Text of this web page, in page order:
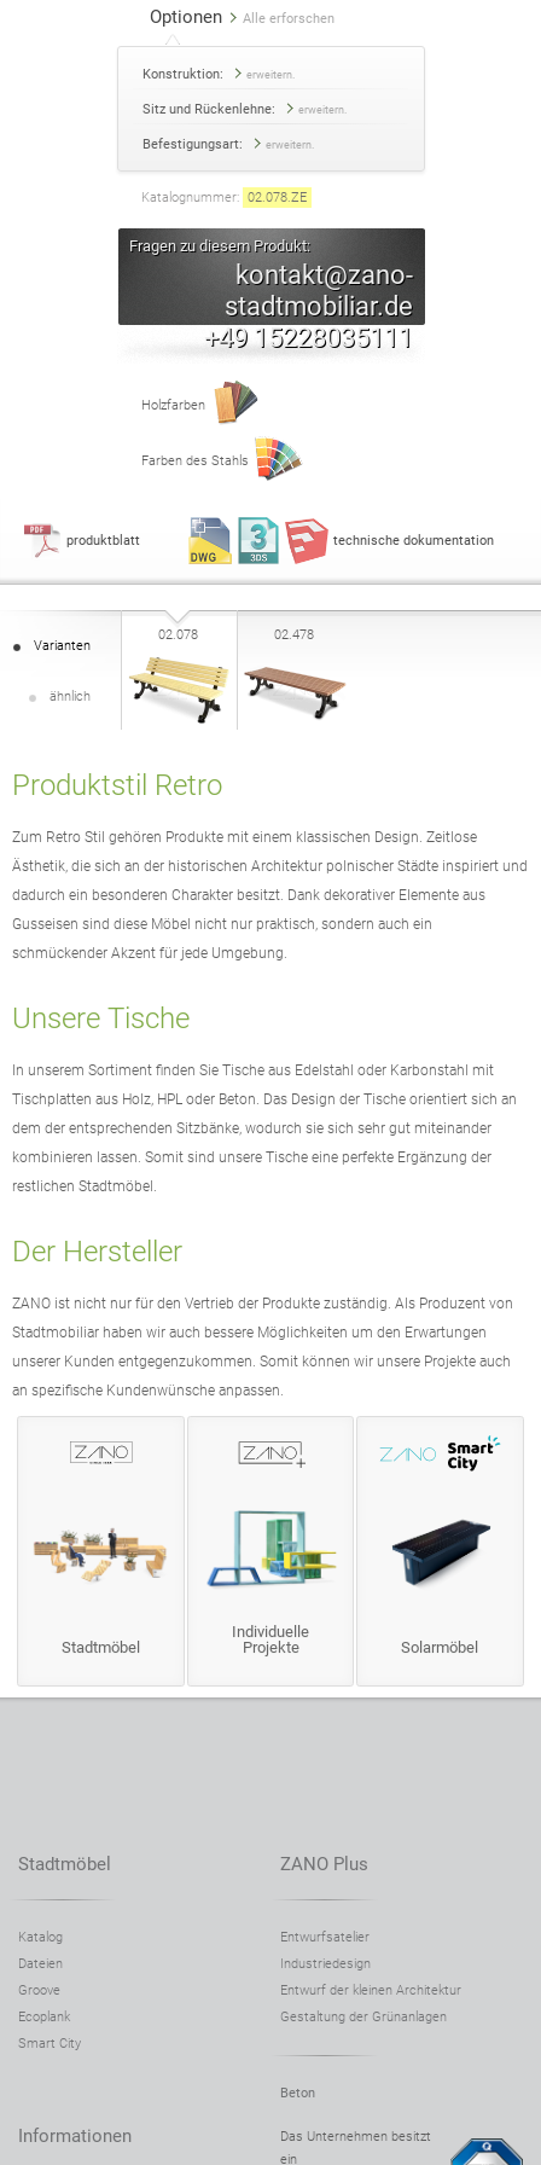
Optionen Alle erforschen
Konstruktion: erweitern.
Sitz und Rückenlehne: erweitern.
Befestigungsart: erweitern.
Katalognummer: 02.078.ZE
Fragen zu diesem Produkt:
kontakt@zano-
stadtmobiliar.de
+49 15228035111
Holzfarben
Farben des Stahls
produktblatt technische dokumentation
Varianten
ähnlich
02.078 02.478
Produktstil Retro
Zum Retro Stil gehören Produkte mit einem klassischen Design. Zeitlose
Ästhetik, die sich an der historischen Architektur polnischer Städte inspiriert und
dadurch ein besonderen Charakter besitzt. Dank dekorativer Elemente aus
Gusseisen sind diese Möbel nicht nur praktisch, sondern auch ein
schmückender Akzent für jede Umgebung.
Unsere Tische
In unserem Sortiment finden Sie Tische aus Edelstahl oder Karbonstahl mit
Tischplatten aus Holz, HPL oder Beton. Das Design der Tische orientiert sich an
dem der entsprechenden Sitzbänke, wodurch sie sich sehr gut miteinander
kombinieren lassen. Somit sind unsere Tische eine perfekte Ergänzung der
restlichen Stadtmöbel.
Der Hersteller
ZANO ist nicht nur für den Vertrieb der Produkte zuständig. Als Produzent von
Stadtmobiliar haben wir auch bessere Möglichkeiten um den Erwartungen
unserer Kunden entgegenzukommen. Somit können wir unsere Projekte auch
an spezifische Kundenwünsche anpassen.
Stadtmöbel
Individuelle
Projekte
Solarmöbel
Stadtmöbel
Katalog
Dateien
Groove
Ecoplank
Smart City
ZANO Plus
Entwurfsatelier
Industriedesign
Entwurf der kleinen Architektur
Gestaltung der Grünanlagen
Beton
Informationen
Das Unternehmen besitzt
ein